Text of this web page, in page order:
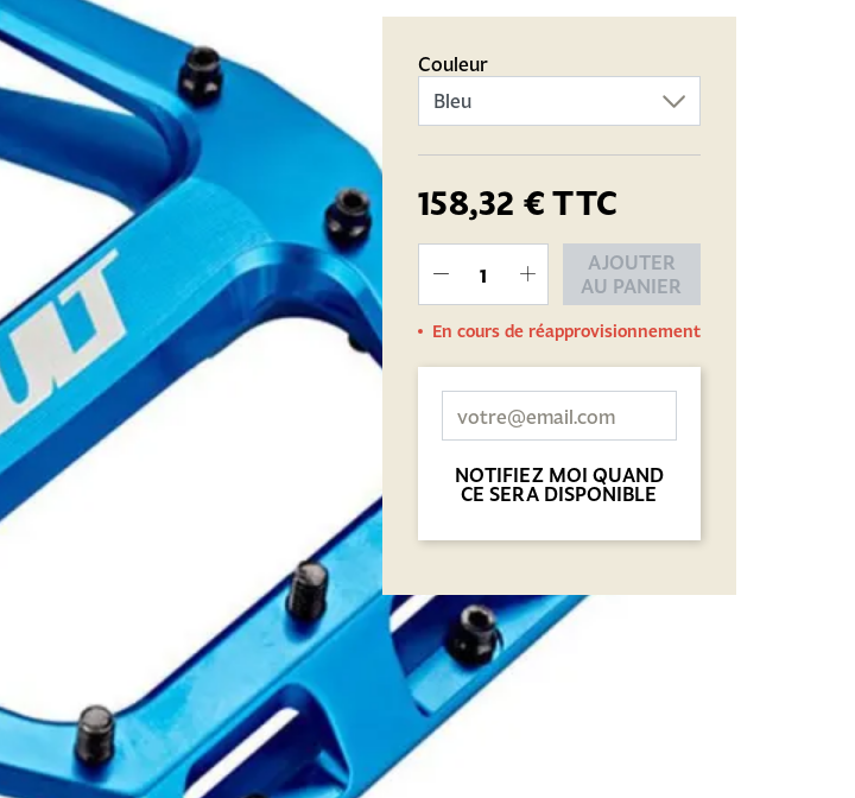
Couleur
158,32 €TTC
AJOUTER
AU PANIER
En cours de réapprovisionnement
NOTIFIEZ MOI QUAND
CE SERA DISPONIBLE